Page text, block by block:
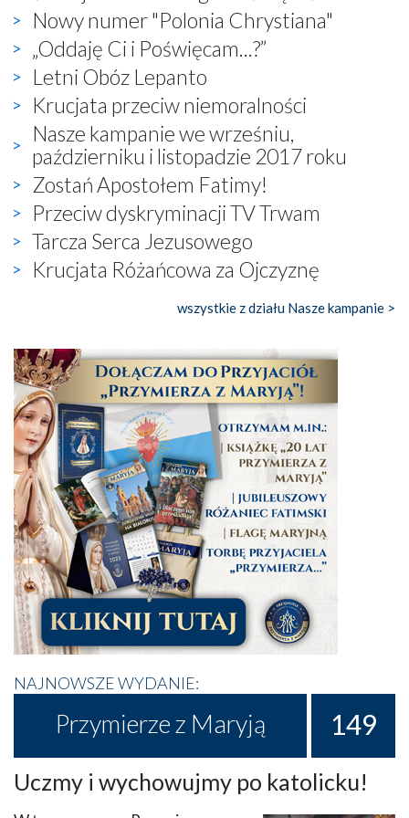
Nowy numer "Polonia Chrystiana"
„Oddaję Ci i Poświęcam...?”
Letni Obóz Lepanto
Krucjata przeciw niemoralności
Nasze kampanie we wrześniu,
październiku i listopadzie 2017 roku
Zostań Apostołem Fatimy!
Przeciw dyskryminacji TV Trwam
Tarcza Serca Jezusowego
Krucjata Różańcowa za Ojczyznę
wszystkie z działu Nasze kampanie >
NAJNOWSZE WYDANIE:
Przymierze z Maryją 149
Uczmy i wychowujmy po katolicku!